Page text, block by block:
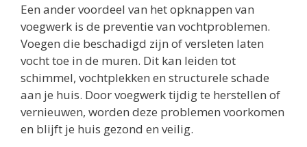
Een ander voordeel van het opknappen van
voegwerk is de preventie van vochtproblemen.
Voegen die beschadigd zijn of versleten laten
vocht toe in de muren. Dit kan leiden tot
schimmel, vochtplekken en structurele schade
aan je huis. Door voegwerk tijdig te herstellen of
vernieuwen, worden deze problemen voorkomen
en blijft je huis gezond en veilig.